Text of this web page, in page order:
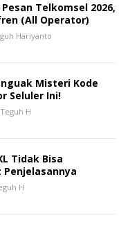
Telkomsel 2026,
(All Operator)
Hariyanto
Misteri Kode
Seluler Ini!
Teguh H
Tidak Bisa
H